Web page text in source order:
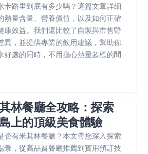
卡路里到底有多少嗎？這篇文章詳細
熱量含量、營養價值，以及如何正確
康效益。我們還比較了自製與市售野
異，並提供專業的飲用建議，幫助你
好處的同時，不用擔心熱量超標的問
林餐廳全攻略：探索
上的頂級美食體驗
否有米其林餐廳？本文帶您深入探索
景，從高品質餐廳推薦到實用預訂技